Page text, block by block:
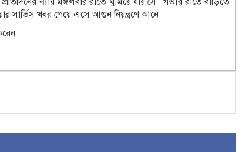
সার্ভিস খবর পেয়ে এসে আগুন নিয়ন্ত্রণে আনে।